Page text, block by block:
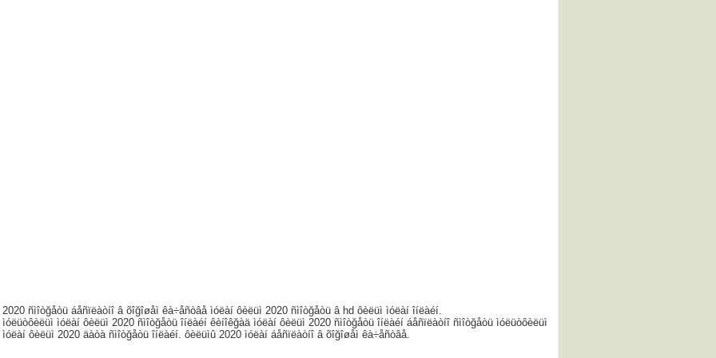
2020 ñìîòğåòü áåñïëàòíî â õîğîøåì êà÷åñòâå ìóëàí ôèëüì 2020 ñìîòğåòü â hd ôèëüì ìóëàí îíëàéí.
ìóëüòôèëüì ìóëàí ôèëüì 2020 ñìîòğåòü îíëàéí êèíîêğàä ìóëàí ôèëüì 2020 ñìîòğåòü îíëàéí áåñïëàòíî ñìîòğåòü ìóëüòôèëüì
ôèëüì 2020 äàòà ñìîòğåòü îíëàéí. ôèëüìû 2020 ìóëàí áåñïëàòíî â õîğîøåì êà÷åñòâå.